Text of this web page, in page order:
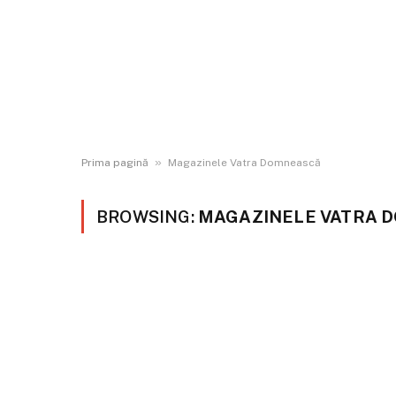
Prima pagină » Magazinele Vatra Domnească
BROWSING: MAGAZINELE VATRA